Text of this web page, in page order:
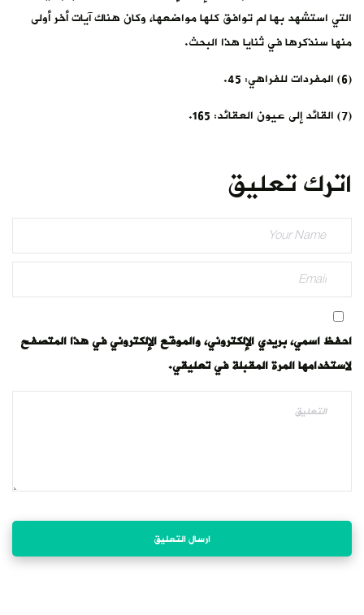
التي استشهد بها لم توافق كلها مواضعها، وكان هناك آيات أخر أولى
منها سنذكرها في ثنايا هذا البحث.
(6) المفردات للفراهي: 45.
(7) القائد إلى عيون العقائد: 165.
اترك تعليق
احفظ اسمي، بريدي الإلكتروني، والموقع الإلكتروني في هذا المتصفح
لاستخدامها المرة المقبلة في تعليقي.